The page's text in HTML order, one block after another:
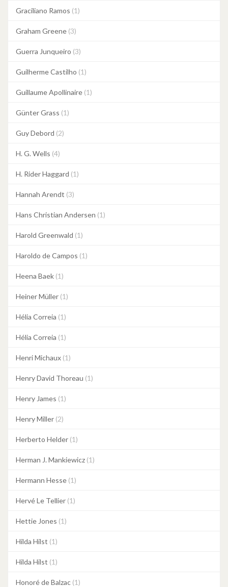
Graciliano Ramos (1)
Graham Greene (3)
Guerra Junqueiro (3)
Guilherme Castilho (1)
Guillaume Apollinaire (1)
Günter Grass (1)
Guy Debord (2)
H. G. Wells (4)
H. Rider Haggard (1)
Hannah Arendt (3)
Hans Christian Andersen (1)
Harold Greenwald (1)
Haroldo de Campos (1)
Heena Baek (1)
Heiner Müller (1)
Hélia Correia (1)
Hélia Correia (1)
Henri Michaux (1)
Henry David Thoreau (1)
Henry James (1)
Henry Miller (2)
Herberto Helder (1)
Herman J. Mankiewicz (1)
Hermann Hesse (1)
Hervé Le Tellier (1)
Hettie Jones (1)
Hilda Hilst (1)
Hilda Hilst (1)
Honoré de Balzac (1)